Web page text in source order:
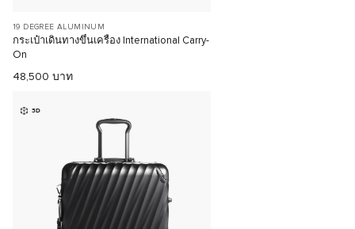
19 DEGREE ALUMINUM
กระเป๋าเดินทางขึ้นเครื่อง International Carry-
On
48,500 บาท
3D